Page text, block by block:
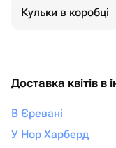
Кульки в коробці
Доставка квітів в
В Єревані
У Нор Харберд